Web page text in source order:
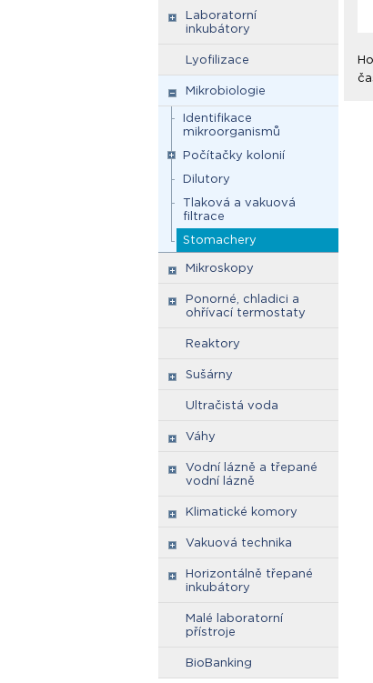
Laboratorní
inkubátory
Lyofilizace
Mikrobiologie
Identifikace
mikroorganismů
Počítačky kolonií
Dilutory
Tlaková a vakuová
filtrace
Stomachery
Mikroskopy
Ponorné, chladici a
ohřívací termostaty
Reaktory
Sušárny
Ultračistá voda
Váhy
Vodní lázně a třepané
vodní lázně
Klimatické komory
Vakuová technika
Horizontálně třepané
inkubátory
Malé laboratorní
přístroje
BioBanking